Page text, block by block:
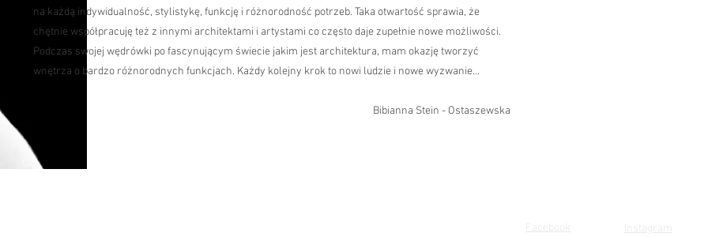
na każdą indywidualność, stylistykę, funkcję i różnorodność potrzeb. Taka otwartość sprawia, że
chętnie współpracuję też z innymi architektami i artystami co często daje zupełnie nowe możliwości.
Podczas swojej wędrówki po fascynującym świecie jakim jest architektura, mam okazję tworzyć
wnętrza o bardzo różnorodnych funkcjach. Każdy kolejny krok to nowi ludzie i nowe wyzwanie...
Bibianna Stein - Ostaszewska
Instagram